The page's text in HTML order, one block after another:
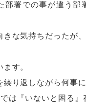
部署での事が違う
な気持ちだったが
す。
り返しながら何事
は『いないと困る』